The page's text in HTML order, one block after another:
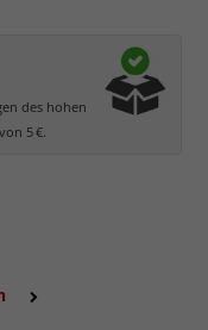
des hohen
5 €.